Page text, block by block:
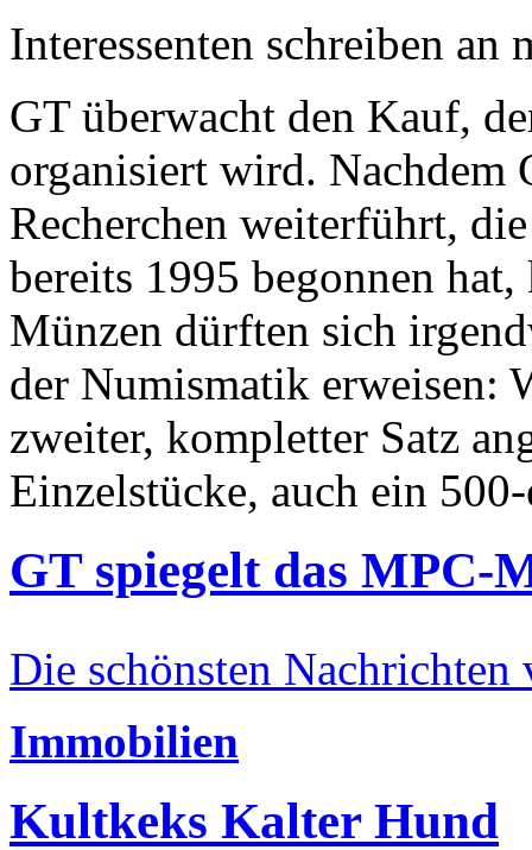
Interessenten schreiben
GT überwacht den Kauf,
organisiert wird. Nachdem
Recherchen weiterführt,
bereits 1995 begonnen
Münzen dürften sich
der Numismatik erweisen:
zweiter, kompletter Satz
Einzelstücke, auch ein
GT spiegelt das MPC-
Die schönsten Nachrichten
Immobilien
Kultkeks Kalter Hund